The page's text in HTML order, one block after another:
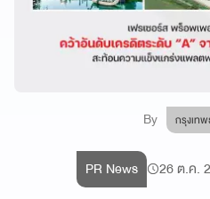
By กรุงเท
PR News 26 ต.ค.